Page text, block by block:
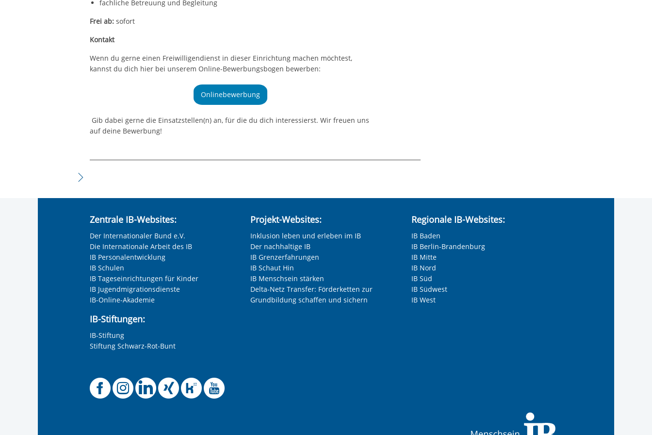
fachliche Betreuung und Begleitung
Frei ab:sofort
Kontakt
Wenn du gerne einen Freiwilligendienst in dieser Einrichtung machen möchtest,
kannst du dich hier bei unserem Online-Bewerbungsbogen bewerben:
Onlinebewerbung
Gib dabei gerne die Einsatzstellen(n) an, für die du dich interessierst. Wir freuen uns
auf deine Bewerbung!
Freiwilliges Soziales Jahr - SRH Gesundheitszentrum Bad Herrenalb (Haustechnik)
Zentrale IB-Websites:
Der Internationaler Bund e.V.
Die Internationale Arbeit des IB
IB Personalentwicklung
IB Schulen
IB Tageseinrichtungen für Kinder
IB Jugendmigrationsdienste
IB-Online-Akademie
IB-Stiftungen:
IB-Stiftung
Stiftung Schwarz-Rot-Bunt
Projekt-Websites:
Inklusion leben und erleben im IB
Der nachhaltige IB
IB Grenzerfahrungen
IB Schaut Hin
IB Menschsein stärken
Delta-Netz Transfer: Förderketten zur
Grundbildung schaffen und sichern
Regionale IB-Websites:
IB Baden
IB Berlin-Brandenburg
IB Mitte
IB Nord
IB Süd
IB Südwest
IB West
Offizielle Facebook-Seite der IB-Freiwilligendienste
Offizielle Instagram-Seite des Internationalen Bund
Offizielle LinkedIn-Seite des Internationalen Bund
Offizielle Xing-Seite des Internationalen Bund
Offizielle Kununu-Seite des Internationalen